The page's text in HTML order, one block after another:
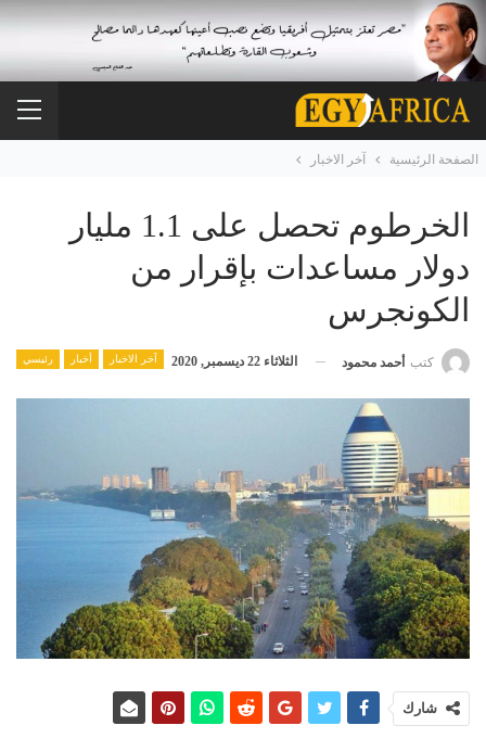
الصفحة الرئيسية آخر الاخبار
الخرطوم تحصل على 1.1 مليار
دولار مساعدات بإقرار من
الكونجرس
آخر الاخبار أخبار رئيسي كتب أحمد محمود الثلاثاء 22 ديسمبر, 2020
شارك